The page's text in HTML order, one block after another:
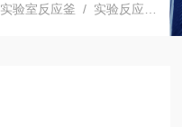
实验室反应釜 / 实验反应釜 /